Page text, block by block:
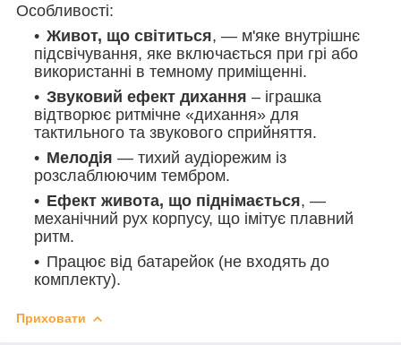
Особливості:
Живот, що світиться, — м'яке внутрішнє
підсвічування, яке включається при грі або
використанні в темному приміщенні.
Звуковий ефект дихання – іграшка
відтворює ритмічне «дихання» для
тактильного та звукового сприйняття.
Мелодія — тихий аудіорежим із
розслаблюючим тембром.
Ефект живота, що піднімається, —
механічний рух корпусу, що імітує плавний
ритм.
Працює від батарейок (не входять до
комплекту).
Приховати